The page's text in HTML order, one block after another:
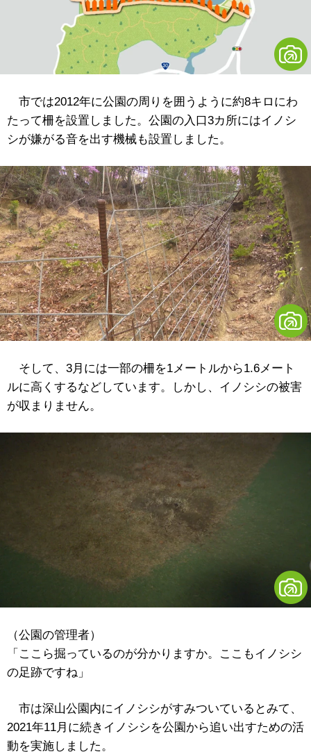
市では2012年に公園の周りを囲うように約8キロにわ
たって柵を設置しました。公園の入口3カ所にはイノシ
シが嫌がる音を出す機械も設置しました。
そして、3月には一部の柵を1メートルから1.6メート
ルに高くするなどしています。しかし、イノシシの被害
が収まりません。
（公園の管理者）
「ここら掘っているのが分かりますか。ここもイノシシ
の足跡ですね」
市は深山公園内にイノシシがすみついているとみて、
2021年11月に続きイノシシを公園から追い出すための活
動を実施しました。